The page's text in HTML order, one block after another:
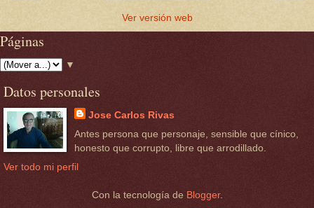
Ver versión web
Páginas
▼
Datos personales
Jose Carlos Rivas
Antes persona que personaje, sensible que cínico,
honesto que corrupto, libre que arrodillado.
Ver todo mi perfil
Con la tecnología de Blogger.